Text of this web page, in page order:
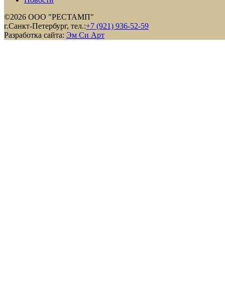
©2026 ООО "РЕСТАМП"
г.Санкт-Петербург, тел.:+7 (921) 936-52-59
Разработка сайта: Эм Си Арт